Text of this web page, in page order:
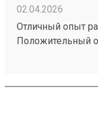
02.04.2026
Отличный опыт
Положительный
качеством